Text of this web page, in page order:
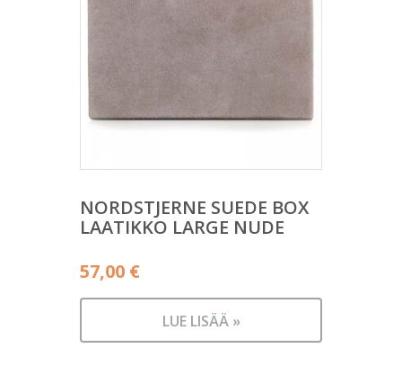
NORDSTJERNE SUEDE BOX
LAATIKKO LARGE NUDE
57,00 €
LUE LISÄÄ »